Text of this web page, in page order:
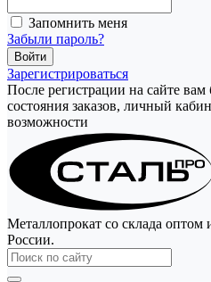
Запомнить меня
Забыли пароль?
Зарегистрироваться
После регистрации на сайте
состояния заказов, личный
возможности
Металлопрокат со склада оптом
России.